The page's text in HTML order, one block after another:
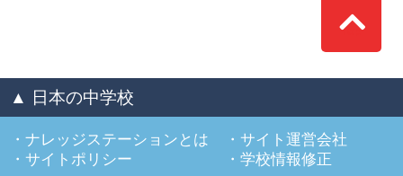
Top
▲ 日本の中学校
ナレッジステーションとは
サイトポリシー
サイト運営会社
学校情報修正